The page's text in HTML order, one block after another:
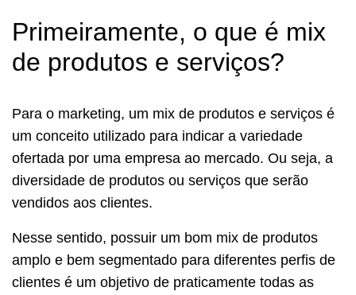
Primeiramente, o que é mix
de produtos e serviços?
Para o marketing, um mix de produtos e serviços é
um conceito utilizado para indicar a variedade
ofertada por uma empresa ao mercado. Ou seja, a
diversidade de produtos ou serviços que serão
vendidos aos clientes.
Nesse sentido, possuir um bom mix de produtos
amplo e bem segmentado para diferentes perfis de
clientes é um objetivo de praticamente todas as